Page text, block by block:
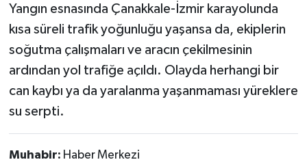
Yangın esnasında Çanakkale-İzmir karayolunda
kısa süreli trafik yoğunluğu yaşansa da, ekiplerin
soğutma çalışmaları ve aracın çekilmesinin
ardından yol trafiğe açıldı. Olayda herhangi bir
can kaybı ya da yaralanma yaşanmaması yüreklere
su serpti.
Muhabir: Haber Merkezi